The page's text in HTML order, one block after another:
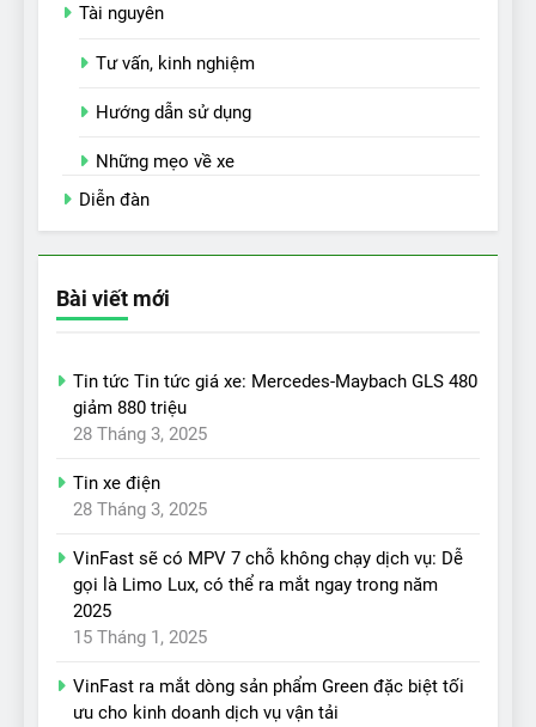
Tài nguyên
Tư vấn, kinh nghiệm
Hướng dẫn sử dụng
Những mẹo về xe
Diễn đàn
Bài viết mới
Tin tức Tin tức giá xe: Mercedes-Maybach GLS 480
giảm 880 triệu
28 Tháng 3, 2025
Tin xe điện
28 Tháng 3, 2025
VinFast sẽ có MPV 7 chỗ không chạy dịch vụ: Dễ
gọi là Limo Lux, có thể ra mắt ngay trong năm
2025
15 Tháng 1, 2025
VinFast ra mắt dòng sản phẩm Green đặc biệt tối
ưu cho kinh doanh dịch vụ vận tải